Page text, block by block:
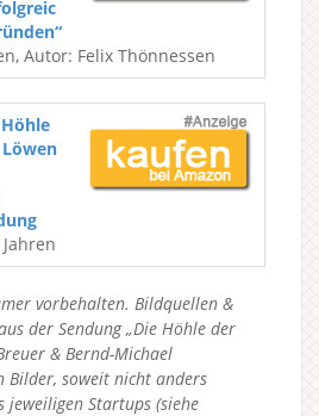
Autor: Felix Thönnessen
vorbehalten. Bildquellen &
der Sendung „Die Höhle der
& Bernd-Michael
Bilder, soweit nicht anders
jeweiligen Startups (siehe